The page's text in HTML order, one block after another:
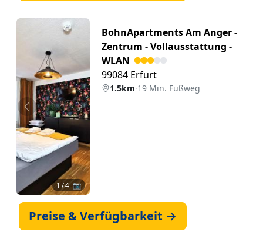
Zurück Weiter
1 / 4 📷
BohnApartments Am Anger -
Zentrum - Vollausstattung -
WLAN
99084 Erfurt
1.5km·19 Min. Fußweg
Preise & Verfügbarkeit →